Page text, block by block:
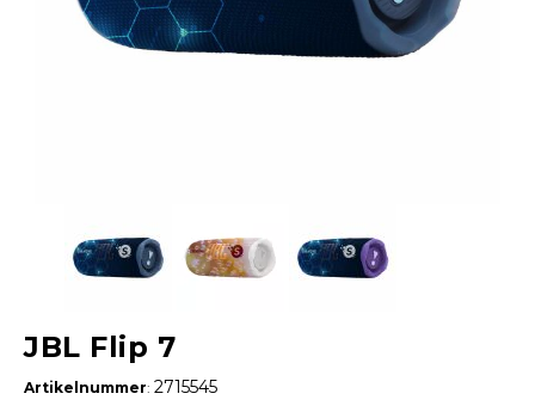
JBL Flip 7
Artikelnummer:2715545